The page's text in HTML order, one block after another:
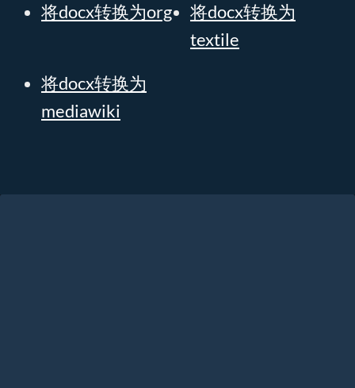
将docx转换为org
将docx转换为
textile
将docx转换为
mediawiki